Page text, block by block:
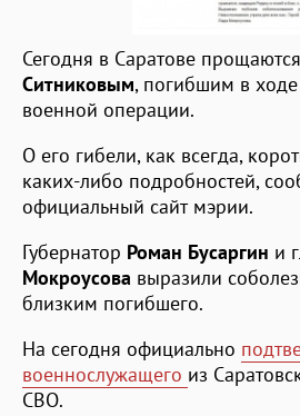
Сегодня в Саратове
Ситниковым, погибшим в
военной операции.
О его гибели, как всегда,
каких-либо подробностей,
официальный сайт мэрии.
Губернатор Роман Бусаргин и
Мокроусова выразили
близким погибшего.
На сегодня официально
военнослужащего из
СВО.